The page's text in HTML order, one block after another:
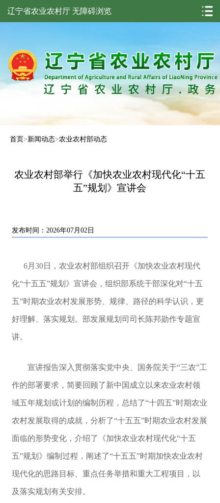
辽宁省农业农村厅 无障碍浏览
首页>新闻动态>农业农村部动态
农业农村部举行《加快农业农村现代化“十五
五”规划》宣讲会
发布时间：2026年07月02日
6月30日，农业农村部组织召开《加快农业农村现代
化“十五五”规划》宣讲会，组织部系统干部深化对“十五
五”时期农业农村发展形势、规律、路径的科学认识，更
好理解、落实规划。部发展规划司司长陈邦勋作专题宣
讲。
宣讲报告深入贯彻落实党中央、国务院关于“三农”工
作的部署要求，简要回顾了新中国成立以来农业农村领
域五年规划或计划的编制历程，总结了“十四五”时期农业
农村发展取得的成就，分析了“十五五”时期农业农村发展
面临的形势变化，介绍了《加快农业农村现代化“十五
五”规划》编制过程，阐述了“十五五”时期加快农业农村
现代化的思路目标、重点任务举措和重大工程项目，以
及落实规划有关安排。